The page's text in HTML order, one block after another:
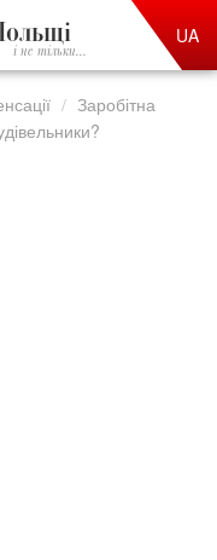
і не тільки...
UA
Заробітна